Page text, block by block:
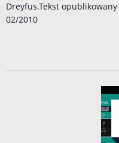
Dreyfus.Tekst
02/2010